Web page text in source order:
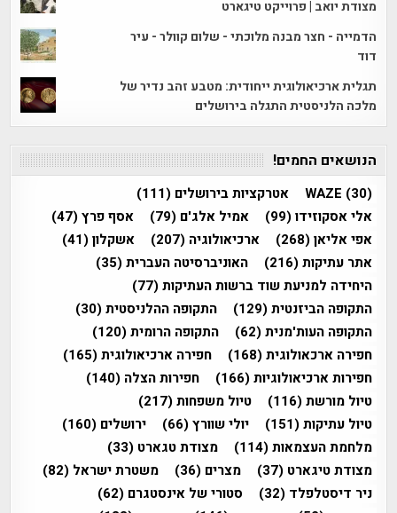
מצודת יואב | פרוייקט טיגארט
הדמייה - חצר מבנה מלוכתי - שלום קוולר - עיר
דוד
תגלית ארכיאולוגית ייחודית: מטבע זהב נדיר של
מלכה הלניסטית התגלה בירושלים
הנושאים החמים!
WAZE (30) אטרקציות בירושלים (111)
אלי אסקוזידו(99) אמיל אלג'ם (79) אסף פרץ(47)
אפי אליאן(268) ארכיאולוגיה (207) אשקלון(41)
אתר עתיקות(216) האוניברסיטה העברית(35)
היחידה למניעת שוד ברשות העתיקות(77)
התקופה הביזנטית(129) התקופה ההלניסטית(30)
התקופה העות'מנית(62) התקופה הרומית(120)
חפירה ארכאולוגית(168) חפירה ארכיאולוגית(165)
חפירות ארכיאולוגיות(166) חפירות הצלה (140)
טיול מורשת(116) טיול משפחות(217)
טיול עתיקות(151) יולי שוורץ(66) ירושלים (160)
מלחמת העצמאות(114) מצודת טגארט (33)
מצודת טיגארט (37) מצרים (36) משטרת ישראל (82)
ניר דיסטלפלד (32) סטורי של אינסטגרם (62)